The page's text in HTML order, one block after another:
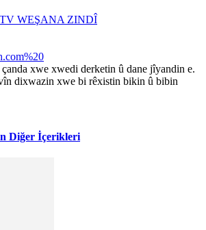
WEŞANA ZINDÎ
xwe xwedi derketin û dane jîyandin e.
dixwazin xwe bi rêxistin bikin û bibin
Diğer İçerikleri